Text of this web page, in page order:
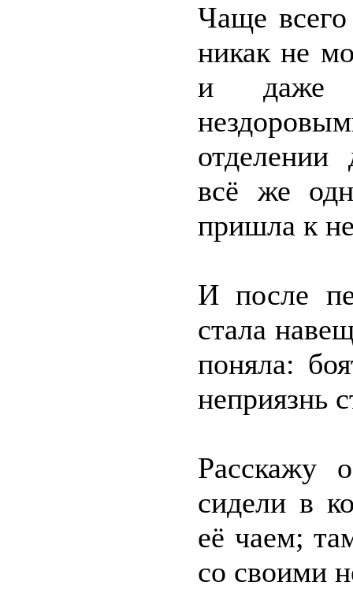
Чаще
никак не
и даже
всё же
пришла к
И после
стала
поняла:
неприязнь
Расскажу
сидели в
её чаем;
со своими